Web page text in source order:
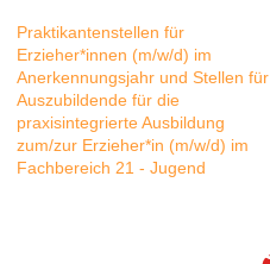
Praktikantenstellen für
Erzieher*innen (m/w/d) im
Anerkennungsjahr und Stellen für
Auszubildende für die
praxisintegrierte Ausbildung
zum/zur Erzieher*in (m/w/d) im
Fachbereich 21 - Jugend